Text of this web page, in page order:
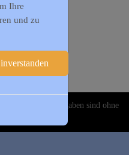
:: Leichtathletik
e. V. Alle Angaben sind ohne
Ihre
und zu